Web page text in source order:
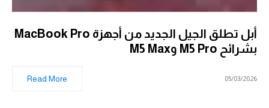
أبل تطلق الجيل الجديد من أجهزة MacBook Pro
بشرائح M5 Pro وM5 Max
05/03/2026
Read More